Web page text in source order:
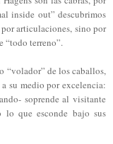
inside out” descubrimos
articulaciones, sino por
“todo terreno”.
“volador” de los caballos,
su medio por excelencia:
soprende al visitante
lo que esconde bajo sus